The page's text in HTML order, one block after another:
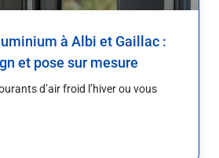
à Albi et Gaillac :
et pose sur mesure
d’air froid l’hiver ou vous